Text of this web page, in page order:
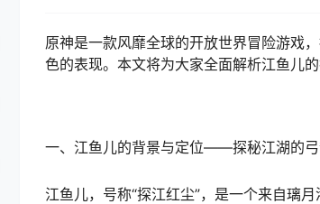
原神是一款风靡全球的开放世界冒险游戏
色的表现。本文将为大家全面解析江鱼儿
一、江鱼儿的背景与定位——探秘江湖的弓
江鱼儿，号称“探江红尘”，是一个来自璃